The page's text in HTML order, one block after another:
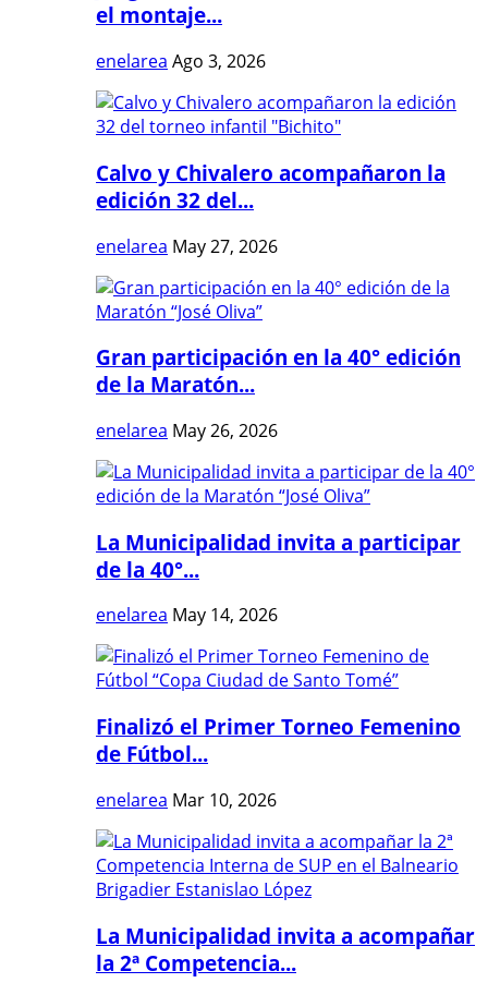
el montaje...
enelarea Ago 3, 2026
Calvo y Chivalero acompañaron la
edición 32 del...
enelarea May 27, 2026
Gran participación en la 40° edición
de la Maratón...
enelarea May 26, 2026
La Municipalidad invita a participar
de la 40°...
enelarea May 14, 2026
Finalizó el Primer Torneo Femenino
de Fútbol...
enelarea Mar 10, 2026
La Municipalidad invita a acompañar
la 2ª Competencia...